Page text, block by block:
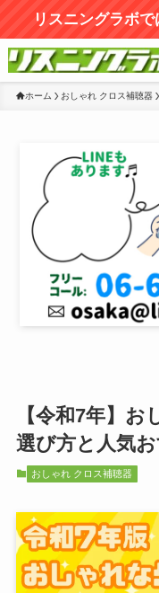
リスニングラボ
ホーム おしゃれ クロス補聴器
【令和7年】
選び方と人気
おしゃれ クロス補聴器